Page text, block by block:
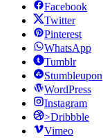
Facebook
Twitter
Pinterest
WhatsApp
Tumblr
Stumbleupon
WordPress
Instagram
>Dribbble
Vimeo